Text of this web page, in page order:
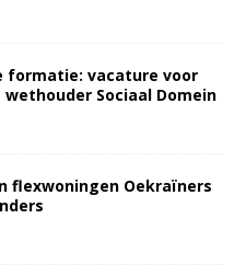
formatie: vacature voor
Sociaal Domein
flexwoningen Oekraïners